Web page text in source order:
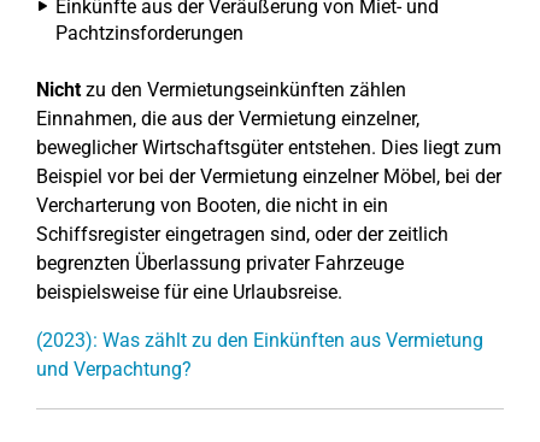
Einkünfte aus der Veräußerung von Miet- und
Pachtzinsforderungen
Nichtzu den Vermietungseinkünften zählen
Einnahmen, die aus der Vermietung einzelner,
beweglicher Wirtschaftsgüter entstehen. Dies liegt zum
Beispiel vor bei der Vermietung einzelner Möbel, bei der
Vercharterung von Booten, die nicht in ein
Schiffsregister eingetragen sind, oder der zeitlich
begrenzten Überlassung privater Fahrzeuge
beispielsweise für eine Urlaubsreise.
(2023): Was zählt zu den Einkünften aus Vermietung
und Verpachtung?